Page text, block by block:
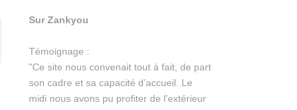
Sur Zankyou
Témoignage :
"Ce site nous convenait tout à fait, de part
son cadre et sa capacité d’accueil. Le
midi nous avons pu profiter de l’extérieur